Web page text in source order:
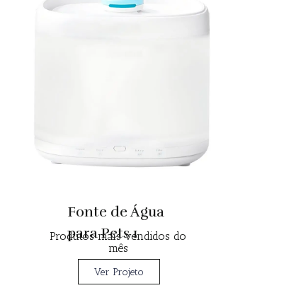
Fonte de Água
para Pets 1
Produtos mais vendidos do
mês
Ver Projeto